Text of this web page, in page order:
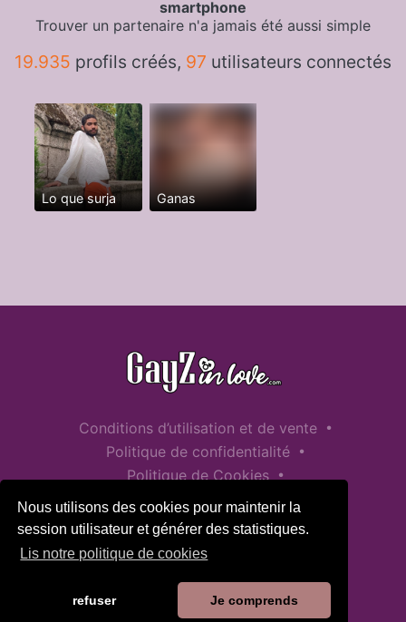
Nous utilisons des cookies pour maintenir la
session utilisateur et générer des statistiques.
Lis notre politique de cookies
refuser Je comprends
smartphone
Trouver un partenaire n'a jamais été aussi simple
19.935 profils créés, 97 utilisateurs connectés
Lo que surja Ganas
Conditions d’utilisation et de vente •
Politique de confidentialité •
Politique de Cookies •
Politique de sécurité des enfants
Aide / Contact